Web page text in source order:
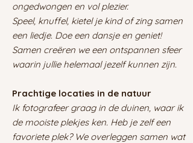
ongedwongen en vol plezier.
Speel, knuffel, kietel je kind of zing samen
een liedje. Doe een dansje en geniet!
Samen creëren we een ontspannen sfeer
waarin jullie helemaal jezelf kunnen zijn.
Prachtige locaties in de natuur
Ik fotografeer graag in de duinen, waar ik
de mooiste plekjes ken. Heb je zelf een
favoriete plek? We overleggen samen wat